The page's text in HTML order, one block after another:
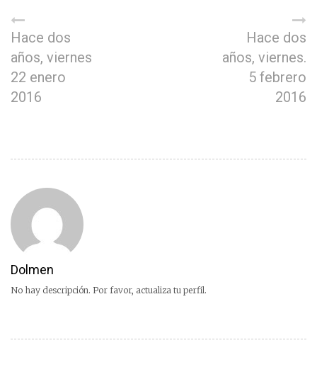
Hace dos
años, viernes
22 enero
2016
Hace dos
años, viernes.
5 febrero
2016
Dolmen
No hay descripción. Por favor, actualiza tu perfil.